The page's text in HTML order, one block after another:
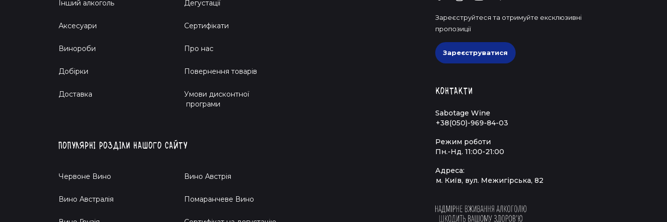
Інший алкоголь
Аксесуари
Винороби
Добірки
Доставка
Дегустації
Сертифікати
Про нас
Повернення товарів
Умови дисконтної
програми
Популярні розділи нашого сайту
Червоне Вино
Вино Австралія
Вино Австрія
Помаранчеве Вино
Зареєструйтеся та отримуйте ексклюзивні
пропозиції
Зареєструватися
Контакти
Sabotage Wine
+38(050)-969-84-03
Режим роботи
Пн.-Нд. 11:00-21:00
Адреса:
м. Київ, вул. Межигірська, 82